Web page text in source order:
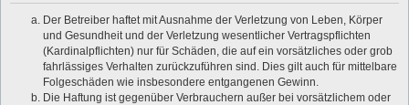
Der Betreiber haftet mit Ausnahme der Verletzung von Leben, Körper
und Gesundheit und der Verletzung wesentlicher Vertragspflichten
(Kardinalpflichten) nur für Schäden, die auf ein vorsätzliches oder grob
fahrlässiges Verhalten zurückzuführen sind. Dies gilt auch für mittelbare
Folgeschäden wie insbesondere entgangenen Gewinn.
Die Haftung ist gegenüber Verbrauchern außer bei vorsätzlichem oder